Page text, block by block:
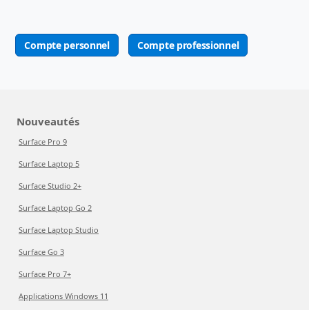
Compte personnel Compte professionnel
Nouveautés
Surface Pro 9
Surface Laptop 5
Surface Studio 2+
Surface Laptop Go 2
Surface Laptop Studio
Surface Go 3
Surface Pro 7+
Applications Windows 11